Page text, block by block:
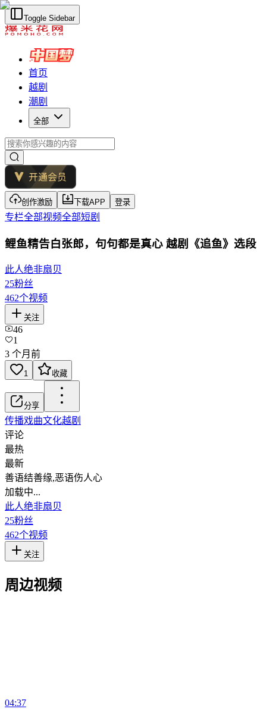
Toggle Sidebar
首页
越剧
潮剧
全部
创作激励 下载APP 登录
专栏全部视频全部短剧
鲤鱼精告白张郎，句句都是真心 越剧《追鱼》选段
此人绝非扇贝
25粉丝
462个视频
关注
46
1
3 个月前
1 收藏
分享
传播戏曲文化越剧
评论
最热
最新
善语结善缘,恶语伤人心
加载中...
此人绝非扇贝
25粉丝
462个视频
关注
周边视频
04:37